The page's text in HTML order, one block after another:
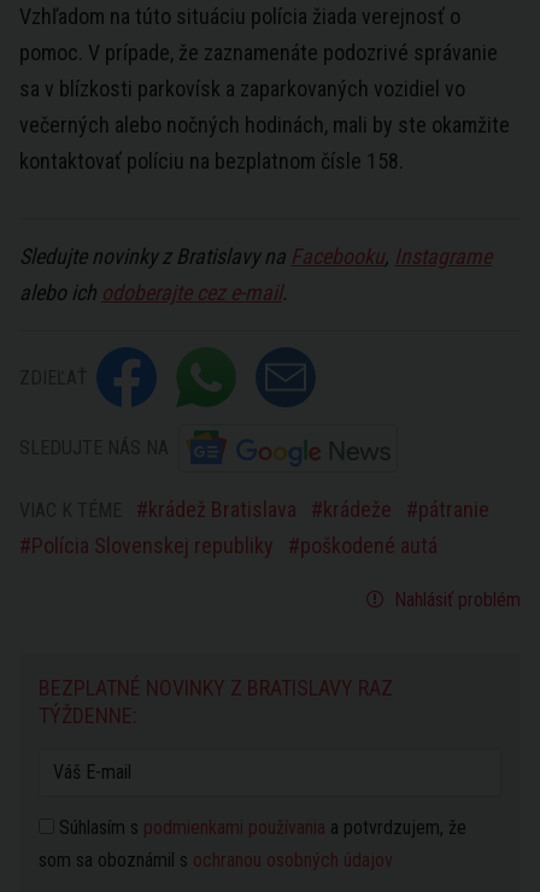
Vzhľadom na túto situáciu polícia žiada verejnosť o
pomoc. V prípade, že zaznamenáte podozrivé správanie
sa v blízkosti parkovísk a zaparkovaných vozidiel vo
večerných alebo nočných hodinách, mali by ste okamžite
kontaktovať políciu na bezplatnom čísle 158.
Sledujte novinky z Bratislavy na Facebooku, Instagrame
alebo ich odoberajte cez e-mail.
krádež Bratislava krádeže
pátranie
Polícia Slovenskej republiky
poškodené autá
Nahlásiť problém
BEZPLATNÉ NOVINKY Z BRATISLAVY RAZ
TÝŽDENNE:
Súhlasím s podmienkami používania a potvrdzujem, že
som sa oboznámil s ochranou osobných údajov